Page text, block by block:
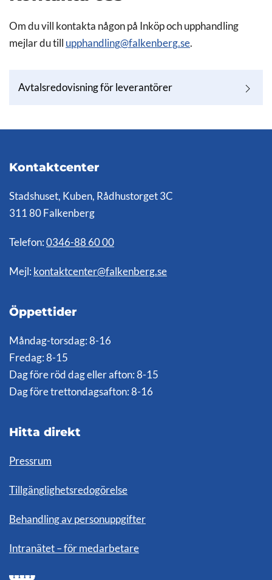
Om du vill kontakta någon på Inköp och upphandling
mejlar du till upphandling@falkenberg.se.
Avtalsredovisning för leverantörer
Kontaktcenter
Stadshuset, Kuben, Rådhustorget 3C
311 80 Falkenberg
Telefon: 0346-88 60 00
Mejl: kontaktcenter@falkenberg.se
Öppettider
Måndag-torsdag: 8-16
Fredag: 8-15
Dag före röd dag eller afton: 8-15
Dag före trettondagsafton: 8-16
Hitta direkt
Pressrum
Tillgänglighetsredogörelse
Behandling av personuppgifter
Intranätet – för medarbetare